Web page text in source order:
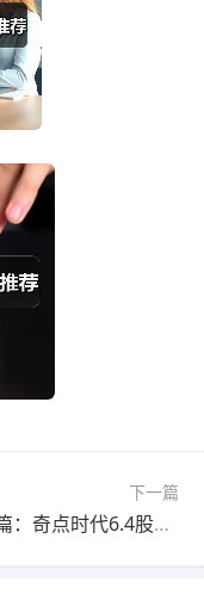
下一篇
下一篇：奇点时代6.4股票推荐